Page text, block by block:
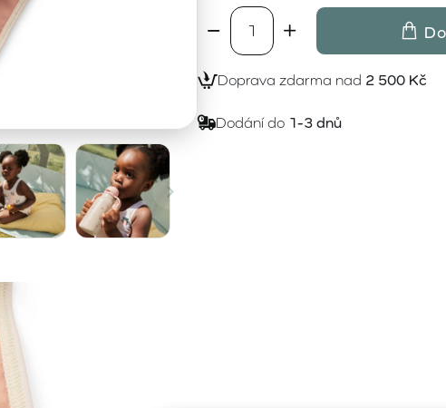
Doprava zdarma nad 2 500 Kč
Dodání do 1-3 dnů